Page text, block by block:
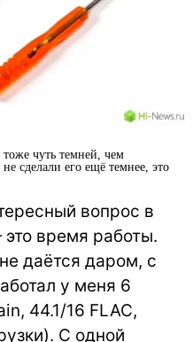
чуть темней, чем
сделали его ещё темнее, это
вопрос в
время работы.
даётся даром, с
у меня 6
44.1/16 FLAC,
С одной